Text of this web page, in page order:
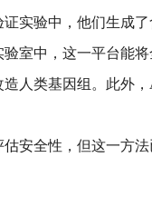
实验中，他们生成
室中，这一平台能
人类基因组。此外
安全性，但这一方